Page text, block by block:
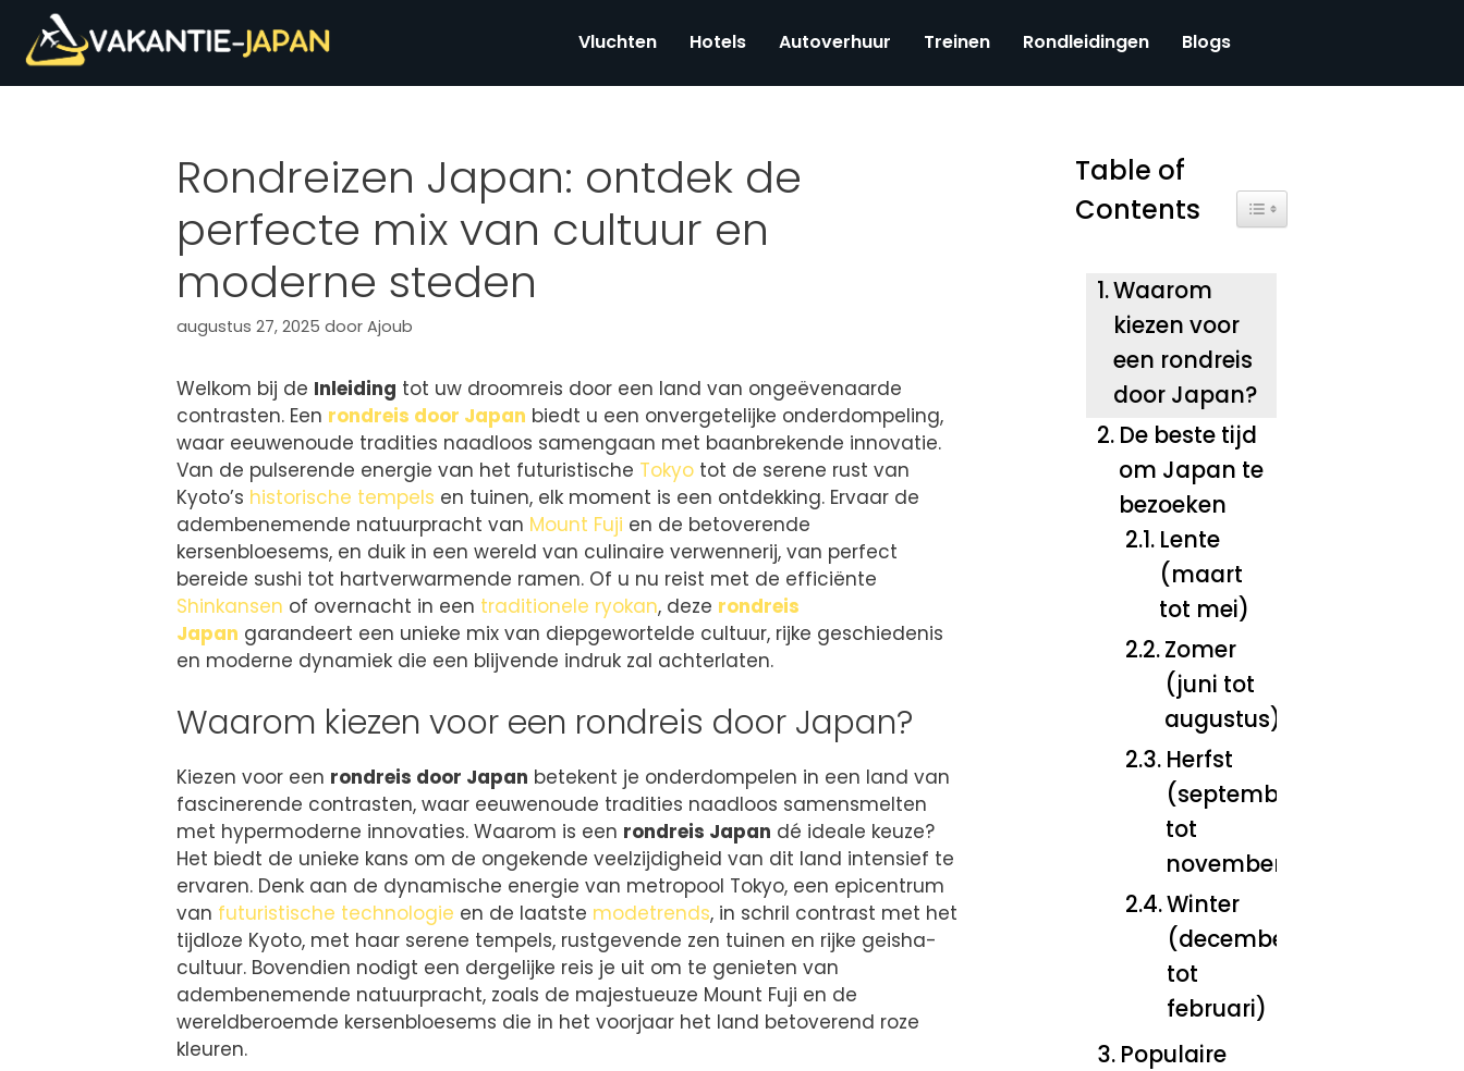
Vluchten Hotels Autoverhuur Treinen Rondleidingen Blogs
Rondreizen Japan: ontdek de
perfecte mix van cultuur en
moderne steden
augustus 27, 2025 door Ajoub
Welkom bij de Inleiding tot uw droomreis door een land van ongeëvenaarde
contrasten. Een rondreis door Japan biedt u een onvergetelijke onderdompeling,
waar eeuwenoude tradities naadloos samengaan met baanbrekende innovatie.
Van de pulserende energie van het futuristische Tokyo tot de serene rust van
Kyoto’s historische tempels en tuinen, elk moment is een ontdekking. Ervaar de
adembenemende natuurpracht van Mount Fuji en de betoverende
kersenbloesems, en duik in een wereld van culinaire verwennerij, van perfect
bereide sushi tot hartverwarmende ramen. Of u nu reist met de efficiënte
Shinkansen of overnacht in een traditionele ryokan, deze rondreis
Japan garandeert een unieke mix van diepgewortelde cultuur, rijke geschiedenis
en moderne dynamiek die een blijvende indruk zal achterlaten.
Waarom kiezen voor een rondreis door Japan?
Kiezen voor een rondreis door Japan betekent je onderdompelen in een land van
fascinerende contrasten, waar eeuwenoude tradities naadloos samensmelten
met hypermoderne innovaties. Waarom is een rondreis Japan dé ideale keuze?
Het biedt de unieke kans om de ongekende veelzijdigheid van dit land intensief te
ervaren. Denk aan de dynamische energie van metropool Tokyo, een epicentrum
van futuristische technologie en de laatste modetrends, in schril contrast met het
tijdloze Kyoto, met haar serene tempels, rustgevende zen tuinen en rijke geisha-
cultuur. Bovendien nodigt een dergelijke reis je uit om te genieten van
adembenemende natuurpracht, zoals de majestueuze Mount Fuji en de
wereldberoemde kersenbloesems die in het voorjaar het land betoverend roze
kleuren.
Table of
Contents
Toggle Table of Content
Waarom
kiezen voor
een rondreis
door Japan?
De beste tijd
om Japan te
bezoeken
Lente
(maart
tot mei)
Zomer
(juni tot
augustus)
Herfst
(september
tot
november)
Winter
(december
tot
februari)
Populaire